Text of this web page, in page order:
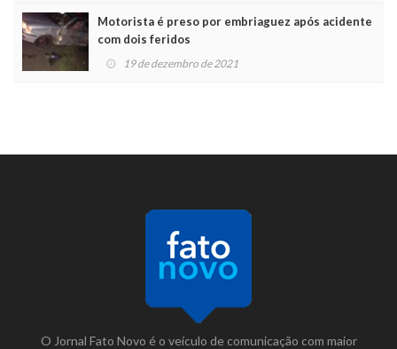
Motorista é preso por embriaguez após acidente
com dois feridos
19 de dezembro de 2021
O Jornal Fato Novo é o veículo de comunicação com maior